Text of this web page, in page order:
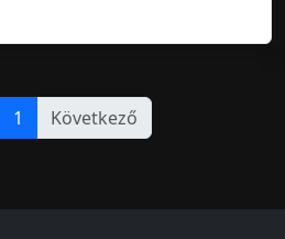
1 Következő